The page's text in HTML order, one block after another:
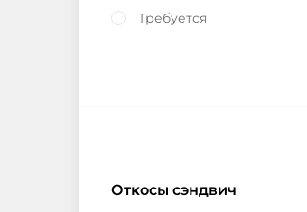
Требуется
Откосы сэндвич